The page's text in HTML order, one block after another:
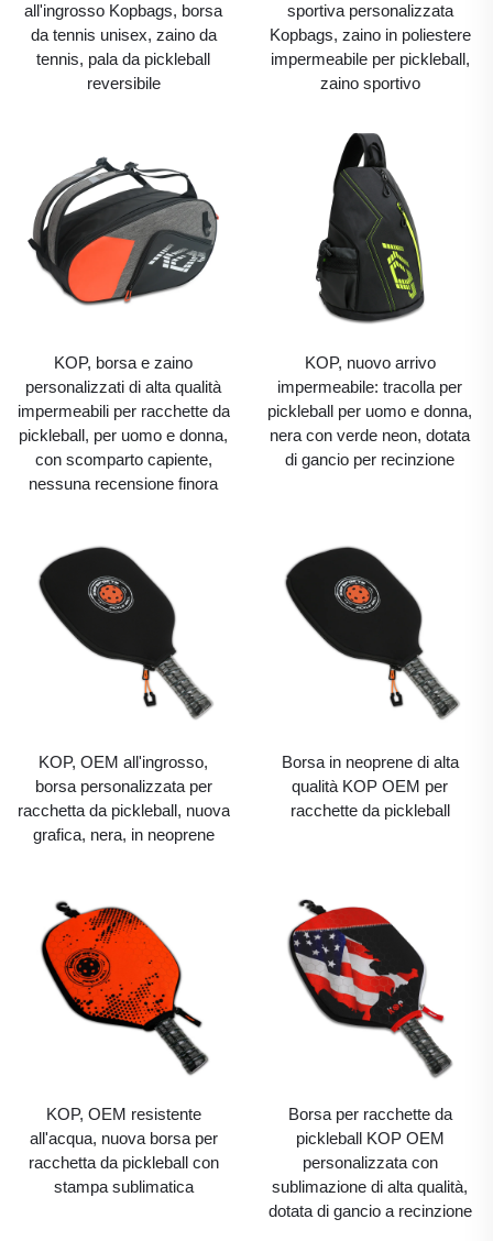
all'ingrosso Kopbags, borsa
da tennis unisex, zaino da
tennis, pala da pickleball
reversibile
sportiva personalizzata
Kopbags, zaino in poliestere
impermeabile per pickleball,
zaino sportivo
KOP, borsa e zaino
personalizzati di alta qualità
impermeabili per racchette da
pickleball, per uomo e donna,
con scomparto capiente,
nessuna recensione finora
KOP, nuovo arrivo
impermeabile: tracolla per
pickleball per uomo e donna,
nera con verde neon, dotata
di gancio per recinzione
KOP, OEM all'ingrosso,
borsa personalizzata per
racchetta da pickleball, nuova
grafica, nera, in neoprene
Borsa in neoprene di alta
qualità KOP OEM per
racchette da pickleball
KOP, OEM resistente
all'acqua, nuova borsa per
racchetta da pickleball con
stampa sublimatica
Borsa per racchette da
pickleball KOP OEM
personalizzata con
sublimazione di alta qualità,
dotata di gancio a recinzione